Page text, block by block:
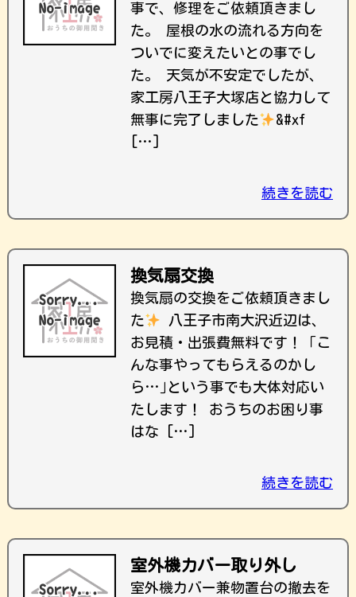
事で、修理をご依頼頂きまし
た。 屋根の水の流れる方向を
ついでに変えたいとの事でし
た。 天気が不安定でしたが、
家工房八王子大塚店と協力して
無事に完了しました
&#xf
[…]
続きを読む
換気扇交換
換気扇の交換をご依頼頂きまし
た
八王子市南大沢近辺は、
お見積・出張費無料です！ ｢こ
んな事やってもらえるのかし
ら…｣という事でも大体対応い
たします！ おうちのお困り事
はな […]
続きを読む
室外機カバー取り外し
室外機カバー兼物置台の撤去を